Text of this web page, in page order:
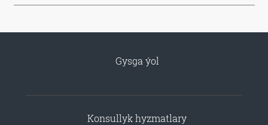
Gysga ýol
Konsullyk hyzmatlary